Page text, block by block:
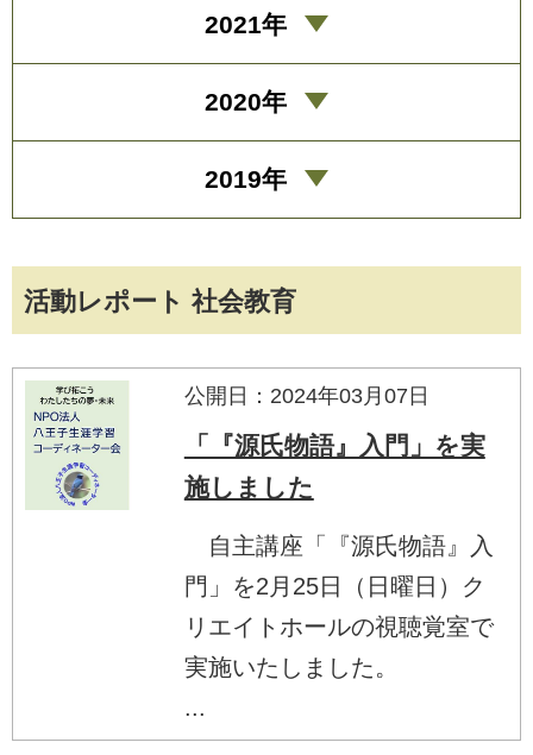
活動レポート 社会教育
公開日：2024年03月07日
「『源氏物語』入門」を実
施しました
自主講座「『源氏物語』入
門」を2月25日（日曜日）ク
リエイトホールの視聴覚室で
実施いたしました。
...
2021年
2020年
2019年